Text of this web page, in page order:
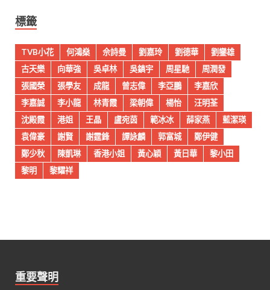
標籤
TVB小花 何鴻燊 佘詩曼 劉嘉玲 劉德華
劉鑾雄
古天樂
向華強 吳卓林 吳鎮宇 周星馳
周潤發
張國榮
張學友 成龍 曾志偉 李亞鵬
李嘉欣
李嘉誠
李小龍 林青霞 梁朝偉 楊怡
汪明荃
沈殿霞
港姐 王晶 盧宛茵 範冰冰 薛家燕
藍潔瑛
袁偉豪
謝賢 謝霆鋒 譚詠麟 郭富城
鄭伊健
鄭少秋
陳凱琳 香港小姐 黃心穎 黃日華
黎小田
黎明
黎耀祥
重要聲明